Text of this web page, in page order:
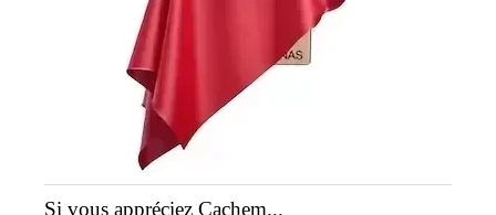
Si vous appréciez Cachem...